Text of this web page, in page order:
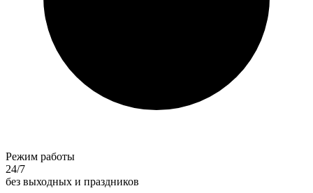
Режим работы
24/7
без выходных и праздников